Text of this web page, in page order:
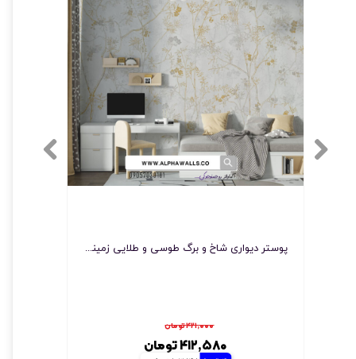
پوستر دیواری شاخ و برگ طوسی و طلایی زمینه سفید F-2004
۴۲۱,۰۰۰ تومان
۴۱۲,۵۸۰ تومان